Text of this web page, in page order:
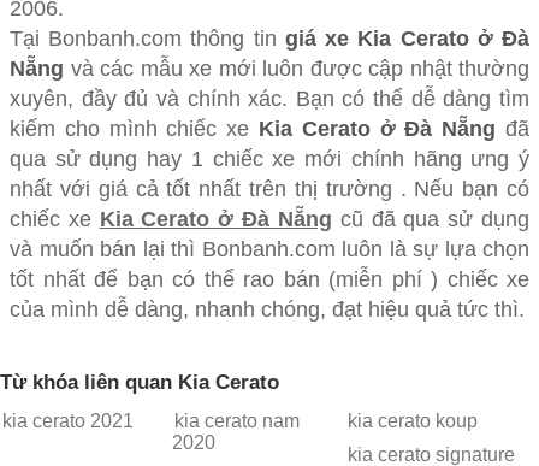
2006.
Tại Bonbanh.com thông tin giá xe Kia Cerato ở Đà
Nẵng và các mẫu xe mới luôn được cập nhật thường
xuyên, đầy đủ và chính xác. Bạn có thể dễ dàng tìm
kiếm cho mình chiếc xe Kia Cerato ở Đà Nẵng đã
qua sử dụng hay 1 chiếc xe mới chính hãng ưng ý
nhất với giá cả tốt nhất trên thị trường . Nếu bạn có
chiếc xe Kia Cerato ở Đà Nẵng cũ đã qua sử dụng
và muốn bán lại thì Bonbanh.com luôn là sự lựa chọn
tốt nhất để bạn có thể rao bán (miễn phí ) chiếc xe
của mình dễ dàng, nhanh chóng, đạt hiệu quả tức thì.
Từ khóa liên quan Kia Cerato
kia cerato 2021
kia cerato nam
2020
kia cerato koup
kia cerato signature